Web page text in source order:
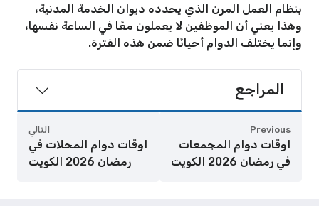
بنظام العمل المرن الذي يحدده ديوان الخدمة المدنية،
وهذا يعني أن الموظفين لا يعملون معًا في الساعة نفسها،
وإنما يختلف الدوام أحيانًا ضمن هذه الفترة.
المراجع
Previous
اوقات دوام المجمعات
في رمضان 2026 الكويت
التالي
اوقات دوام المحلات في
رمضان 2026 الكويت